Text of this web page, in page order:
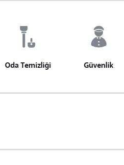
Oda Temizliği Güvenlik